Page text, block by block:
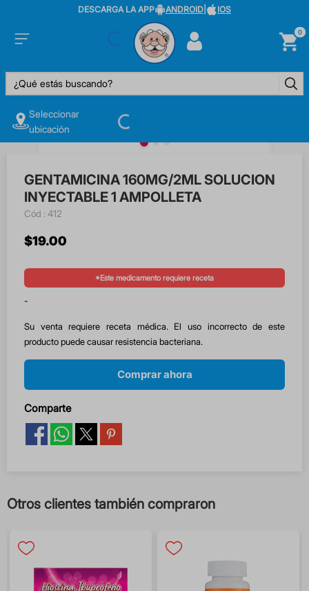
DESCARGA LA APP ANDROID IOS
0
¿Qué estás buscando?
Seleccionar
ubicación
GENTAMICINA 160MG/2ML SOLUCION
INYECTABLE 1 AMPOLLETA
: 412
$19.00
*Este medicamento requiere receta
-
Su venta requiere receta médica. El uso incorrecto de este
producto puede causar resistencia bacteriana.
Comprar ahora
Comparte
Otros clientes también compraron